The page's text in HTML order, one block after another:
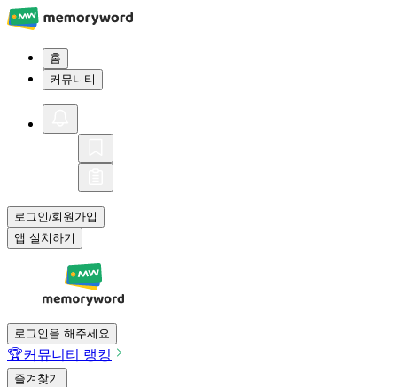
홈
커뮤니티
로그인/회원가입
앱 설치하기
로그인을 해주세요
🏆커뮤니티 랭킹
즐겨찾기